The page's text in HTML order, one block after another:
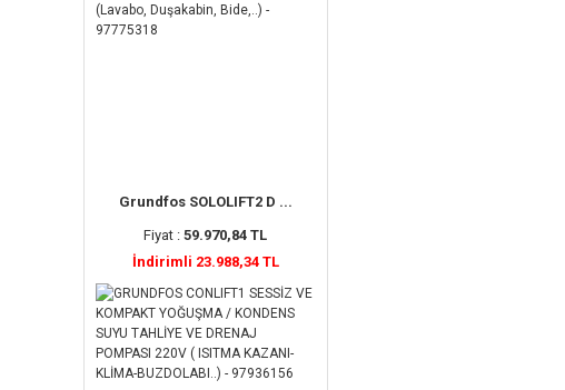
Grundfos SOLOLIFT2 D ...
Fiyat :59.970,84 TL
İndirimli 23.988,34 TL